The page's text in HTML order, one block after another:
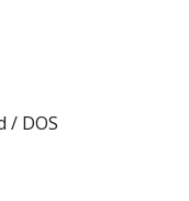
/ DOS